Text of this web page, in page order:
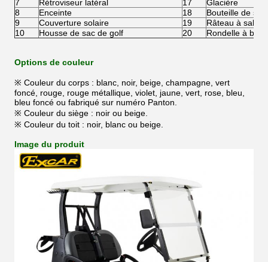
7
Rétroviseur latéral 17
Glacière
8
Enceinte 18
Bouteille de
9
Couverture solaire 19
Râteau à sable
10
Housse de sac de golf 20 Rondelle à billes
Options de couleur
※ Couleur du corps : blanc, noir, beige, champagne, vert
foncé, rouge, rouge métallique, violet, jaune, vert, rose, bleu,
bleu foncé ou fabriqué sur numéro Panton.
※ Couleur du siège : noir ou beige.
※ Couleur du toit : noir, blanc ou beige.
Image du produit